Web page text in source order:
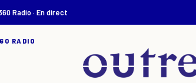
Radio · En direct
RADIO